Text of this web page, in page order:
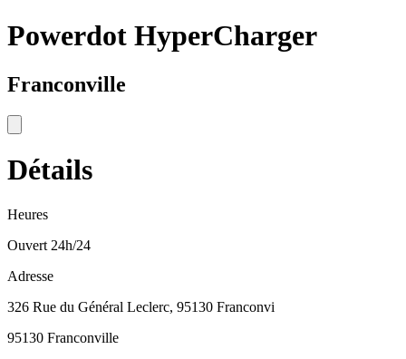
Powerdot HyperCharger
Franconville
Détails
Heures
Ouvert 24h/24
Adresse
326 Rue du Général Leclerc, 95130 Franconvi
95130 Franconville